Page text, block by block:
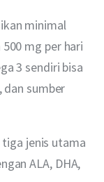
minimal
mg per hari
3 sendiri bisa
sumber
tiga jenis utama
ALA, DHA,